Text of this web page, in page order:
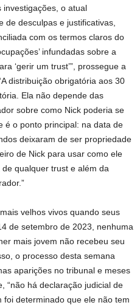
investigações, o atual
de desculpas e justificativas,
com os termos claros do
infundadas sobre a
‘gerir um trust’”, prossegue a
distribuição obrigatória aos 30
Ela não depende das
sobre como Nick poderia se
é o ponto principal: na data de
deixaram de ser propriedade
de Nick para usar como ele
qualquer trust e além da
velhos vivos quando seus
de setembro de 2023, nenhuma
mais jovem não recebeu seu
o processo desta semana
aparições no tribunal e meses
“não há declaração judicial de
determinado que ele não tem